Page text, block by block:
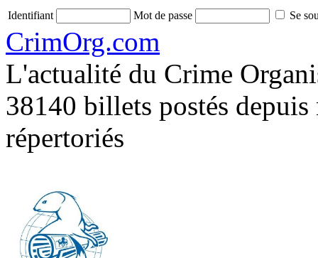
Identifiant Mot de passe Se
CrimOrg.com
L'actualité du Crime
38140 billets postés
répertoriés